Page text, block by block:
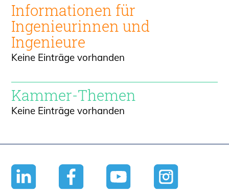
Informationen für
Ingenieurinnen und
Ingenieure
Keine Einträge vorhanden
Kammer-Themen
Keine Einträge vorhanden